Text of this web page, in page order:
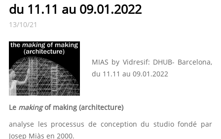
du 11.11 au 09.01.2022
13/10/21
MIAS by Vidresif: DHUB- Barcelona,
du 11.11 au 09.01.2022
Le makingof making (architecture)
analyse les processus de conception du studio fondé par
Josep Miàs en 2000.